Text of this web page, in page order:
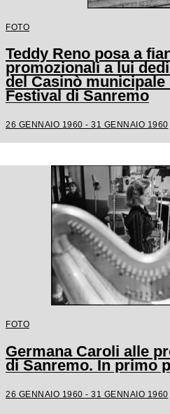
FOTO
Teddy Reno posa a
promozionali a lui
del Casinò
Festival di Sanremo
26 GENNAIO 1960 - 31 GENNAIO 1960
FOTO
Germana Caroli alle
di Sanremo. In primo
26 GENNAIO 1960 - 31 GENNAIO 1960